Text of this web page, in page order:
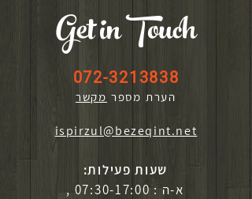
Get in Touch
072-3213838
הערת מספר מקשר
ispirzul@bezeqint.net
שעות פעילות:
א-ה : 07:30-17:00 ,